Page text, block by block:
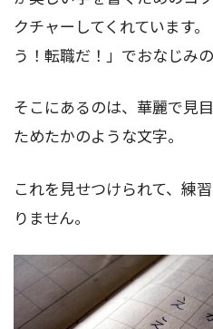
クチャーしてくれています
う！転職だ！」でおなじみの
そこにあるのは、華麗で見
ためたかのような文字。
これを見せつけられて、練
りません。